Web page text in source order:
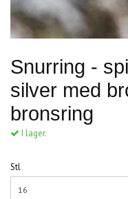
Snurring -
silver med
bronsring
I lager.
Stl
16